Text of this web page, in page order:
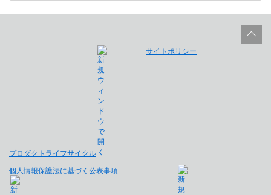
プロダクトライフサイクル
サイトポリシー
個人情報保護法に基づく公表事項